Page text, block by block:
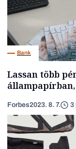
Bank
Lassan több
Forbes2023. 8. 7. 3